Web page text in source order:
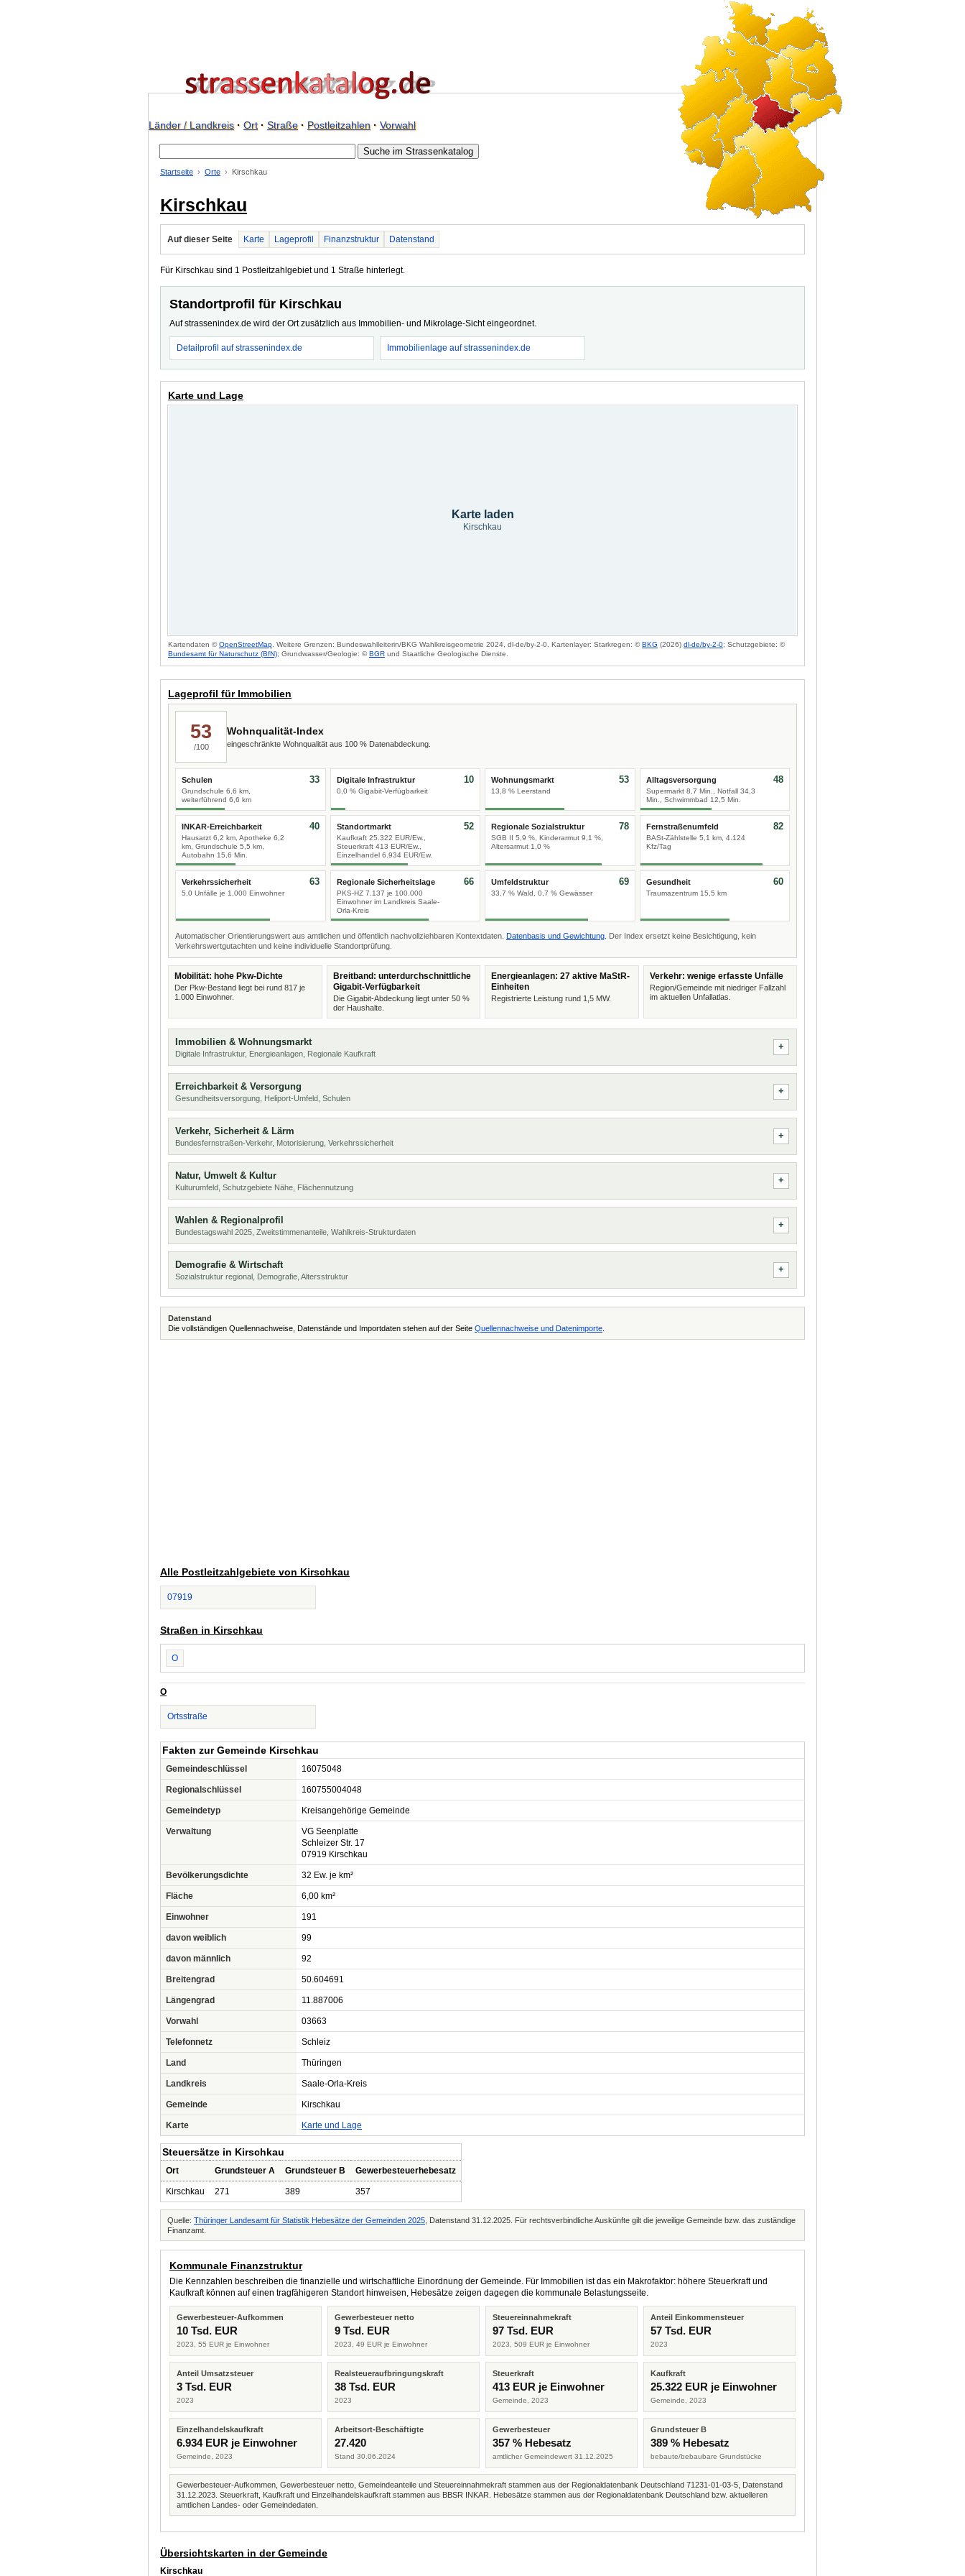
Länder / Landkreis· Ort· Straße· Postleitzahlen· Vorwahl
Startseite Orte Kirschkau
Kirschkau
Auf dieser Seite Karte Lageprofil Finanzstruktur Datenstand
Für Kirschkau sind 1 Postleitzahlgebiet und 1 Straße hinterlegt.
Standortprofil für Kirschkau
Auf strassenindex.de wird der Ort zusätzlich aus Immobilien- und Mikrolage-Sicht eingeordnet.
Detailprofil auf strassenindex.de Immobilienlage auf strassenindex.de
Karte und Lage
Karte laden
Kirschkau
Kartendaten ©OpenStreetMap . Weitere Grenzen: Bundeswahlleiterin/BKG Wahlkreisgeometrie 2024, dl-de/by-2-0. Kartenlayer: Starkregen: ©BKG (2026) dl-de/by-2-0; Schutzgebiete: ©
Bundesamt für Naturschutz (BfN); Grundwasser/Geologie: ©BGR und Staatliche Geologische Dienste.
Lageprofil für Immobilien
53
/100
Wohnqualität-Index
eingeschränkte Wohnqualität aus 100 % Datenabdeckung.
Schulen
Grundschule 6,6 km,
weiterführend 6,6 km
33 Digitale Infrastruktur
0,0 % Gigabit-Verfügbarkeit
10 Wohnungsmarkt
13,8 % Leerstand
53 Alltagsversorgung
Supermarkt 8,7 Min., Notfall 34,3
Min., Schwimmbad 12,5 Min.
48
INKAR-Erreichbarkeit
Hausarzt 6,2 km, Apotheke 6,2
km, Grundschule 5,5 km,
Autobahn 15,6 Min.
40 Standortmarkt
Kaufkraft 25.322 EUR/Ew.,
Steuerkraft 413 EUR/Ew.,
Einzelhandel 6.934 EUR/Ew.
52 Regionale Sozialstruktur
SGB II 5,9 %, Kinderarmut 9,1 %,
Altersarmut 1,0 %
78 Fernstraßenumfeld
BASt-Zählstelle 5,1 km, 4.124
Kfz/Tag
82
Verkehrssicherheit
5,0 Unfälle je 1.000 Einwohner
63 Regionale Sicherheitslage
PKS-HZ 7.137 je 100.000
Einwohner im Landkreis Saale-
Orla-Kreis
66 Umfeldstruktur
33,7 % Wald, 0,7 % Gewässer
69 Gesundheit
Traumazentrum 15,5 km
60
Automatischer Orientierungswert aus amtlichen und öffentlich nachvollziehbaren Kontextdaten. Datenbasis und Gewichtung . Der Index ersetzt keine Besichtigung, kein
Verkehrswertgutachten und keine individuelle Standortprüfung.
Mobilität: hohe Pkw-Dichte
Der Pkw-Bestand liegt bei rund 817 je
1.000 Einwohner.
Breitband: unterdurchschnittliche
Gigabit-Verfügbarkeit
Die Gigabit-Abdeckung liegt unter 50 %
der Haushalte.
Energieanlagen: 27 aktive MaStR-
Einheiten
Registrierte Leistung rund 1,5 MW.
Verkehr: wenige erfasste Unfälle
Region/Gemeinde mit niedriger Fallzahl
im aktuellen Unfallatlas.
Immobilien & Wohnungsmarkt
Digitale Infrastruktur, Energieanlagen, Regionale Kaufkraft
Erreichbarkeit & Versorgung
Gesundheitsversorgung, Heliport-Umfeld, Schulen
Verkehr, Sicherheit & Lärm
Bundesfernstraßen-Verkehr, Motorisierung, Verkehrssicherheit
Natur, Umwelt & Kultur
Kulturumfeld, Schutzgebiete Nähe, Flächennutzung
Wahlen & Regionalprofil
Bundestagswahl 2025, Zweitstimmenanteile, Wahlkreis-Strukturdaten
Demografie & Wirtschaft
Sozialstruktur regional, Demografie, Altersstruktur
Datenstand
Die vollständigen Quellennachweise, Datenstände und Importdaten stehen auf der Seite Quellennachweise und Datenimporte
Alle Postleitzahlgebiete von Kirschkau
07919
Straßen in Kirschkau
O
O
Ortsstraße
Fakten zur Gemeinde Kirschkau
Gemeindeschlüssel 16075048
Regionalschlüssel 160755004048
Gemeindetyp Kreisangehörige Gemeinde
Verwaltung
VG Seenplatte
Schleizer Str. 17
07919 Kirschkau
Bevölkerungsdichte 32 Ew. je km²
Fläche 6,00 km²
Einwohner 191
davon weiblich 99
davon männlich 92
Breitengrad 50.604691
Längengrad 11.887006
Vorwahl 03663
Telefonnetz Schleiz
Land Thüringen
Landkreis Saale-Orla-Kreis
Gemeinde Kirschkau
Karte Karte und Lage
Steuersätze in Kirschkau
Ort Grundsteuer A Grundsteuer B Gewerbesteuerhebesatz
Kirschkau 271 389 357
Quelle: Thüringer Landesamt für Statistik Hebesätze der Gemeinden 2025 , Datenstand 31.12.2025. Für rechtsverbindliche Auskünfte gilt die jeweilige Gemeinde bzw. das zuständige
Finanzamt.
Kommunale Finanzstruktur
Die Kennzahlen beschreiben die finanzielle und wirtschaftliche Einordnung der Gemeinde. Für Immobilien ist das ein Makrofaktor: höhere Steuerkraft und
Kaufkraft können auf einen tragfähigeren Standort hinweisen, Hebesätze zeigen dagegen die kommunale Belastungsseite.
Gewerbesteuer-Aufkommen
10 Tsd. EUR
2023, 55 EUR je Einwohner
Gewerbesteuer netto
9 Tsd. EUR
2023, 49 EUR je Einwohner
Steuereinnahmekraft
97 Tsd. EUR
2023, 509 EUR je Einwohner
Anteil Einkommensteuer
57 Tsd. EUR
2023
Anteil Umsatzsteuer
3 Tsd. EUR
2023
Realsteueraufbringungskraft
38 Tsd. EUR
2023
Steuerkraft
413 EUR je Einwohner
Gemeinde, 2023
Kaufkraft
25.322 EUR je Einwohner
Gemeinde, 2023
Einzelhandelskaufkraft
6.934 EUR je Einwohner
Gemeinde, 2023
Arbeitsort-Beschäftigte
27.420
Stand 30.06.2024
Gewerbesteuer
357 % Hebesatz
amtlicher Gemeindewert 31.12.2025
Grundsteuer B
389 % Hebesatz
bebaute/bebaubare Grundstücke
Gewerbesteuer-Aufkommen, Gewerbesteuer netto, Gemeindeanteile und Steuereinnahmekraft stammen aus der Regionaldatenbank Deutschland 71231-01-03-5, Datenstand
31.12.2023. Steuerkraft, Kaufkraft und Einzelhandelskaufkraft stammen aus BBSR INKAR. Hebesätze stammen aus der Regionaldatenbank Deutschland bzw. aktuelleren
amtlichen Landes- oder Gemeindedaten.
Übersichtskarten in der Gemeinde
Kirschkau